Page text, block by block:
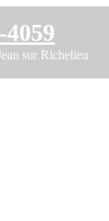
sur Richelieu